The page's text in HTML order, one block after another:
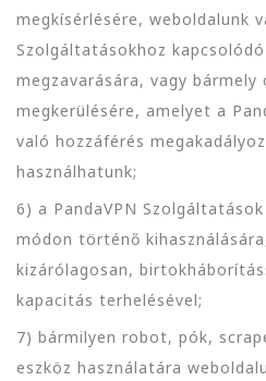
megkísérlésére, weboldalunk
Szolgáltatásokhoz
megzavarására, vagy bármely
megkerülésére, amelyet a
való hozzáférés
használhatunk;
6) a PandaVPN
módon történő
kizárólagosan,
kapacitás terhelésével;
7) bármilyen robot, pók,
eszköz használatára